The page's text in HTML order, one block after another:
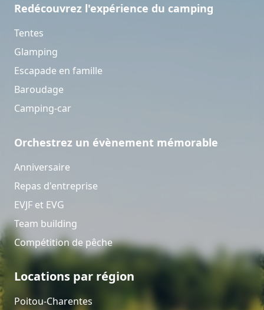
Redécouvrez l'expérience du camping
Tentes
Glamping
Escapade en famille
Baroudage
Camping-car
Orchestrez un évènement mémorable
Anniversaire
Repas d'entreprise
EVJF et EVG
Team building
Compétition de pêche
Locations par région
Poitou-Charentes